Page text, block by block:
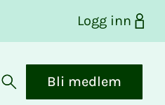
Logg inn
Åpne søk
Bli medlem